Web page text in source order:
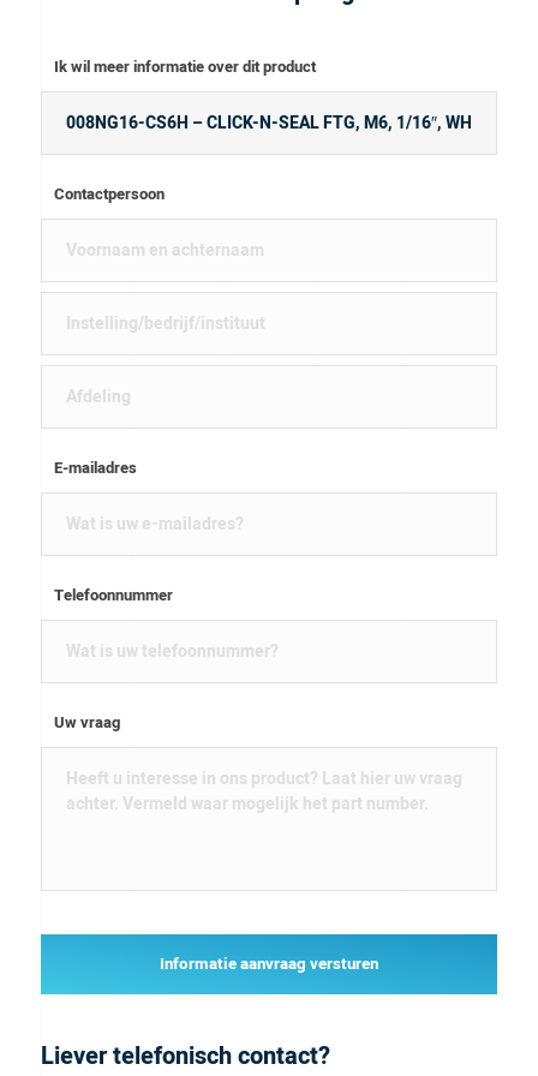
Ik wil meer informatie over dit product
Contactpersoon
E-mailadres
Telefoonnummer
Uw vraag
Informatie aanvraag versturen
Liever telefonisch contact?